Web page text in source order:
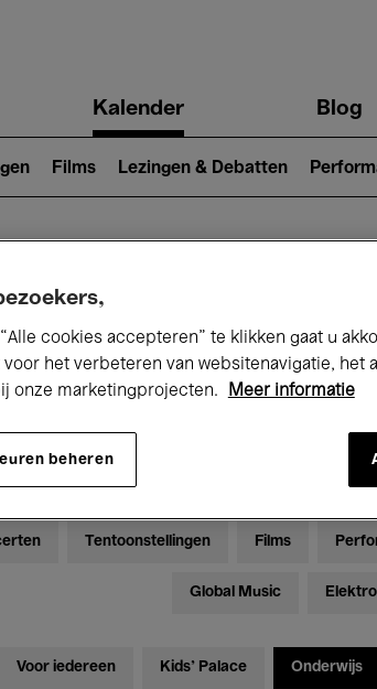
navigationKalender Blog
Films Lezingen & Debatten
Tentoonstellingen Films
Global Music
Voor iedereen Kids’ Palace Onderwijs
cookies accepteren” te klikken gaat u
voor het verbeteren van websitenavigatie, het
onze marketingprojecten.
Meer informatie
beheren